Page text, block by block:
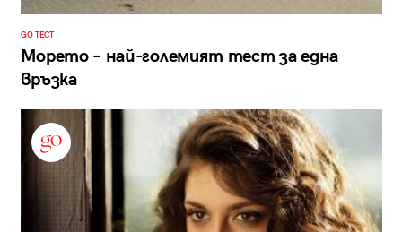
GO ТЕСТ
Морето – най-големият тест за една
връзка